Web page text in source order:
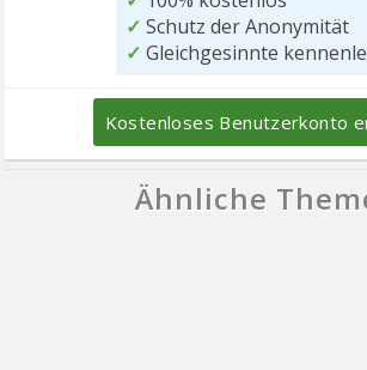
✓ Schutz der Anonymität
✓ Gleichgesinnte
Kostenloses Benutzerkonto
Ähnliche